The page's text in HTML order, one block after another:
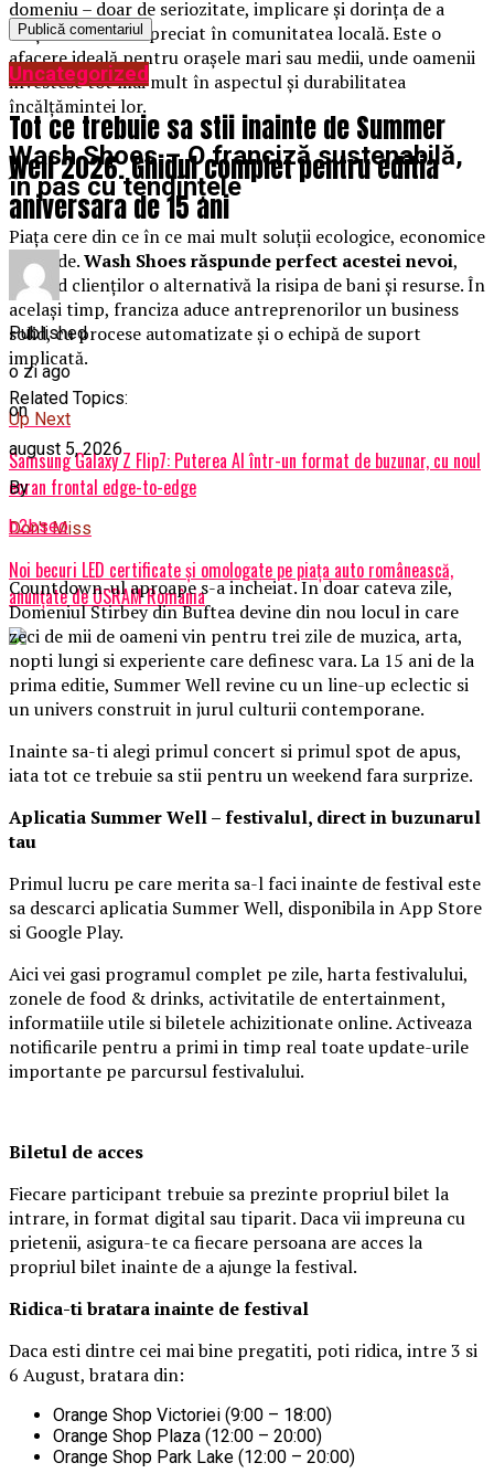
domeniu – doar de seriozitate, implicare și dorința de a
crește un brand apreciat în comunitatea locală. Este o
afacere ideală pentru orașele mari sau medii, unde oamenii
investesc tot mai mult în aspectul și durabilitatea
încălțămintei lor.
Wash Shoes – O franciză sustenabilă,
în pas cu tendințele
Piața cere din ce în ce mai mult soluții ecologice, economice
și rapide.Wash Shoes răspunde perfect acestei nevoi,
oferind clienților o alternativă la risipa de bani și resurse. În
același timp, franciza aduce antreprenorilor un business
solid, cu procese automatizate și o echipă de suport
implicată.
Related Topics:
Up Next
Samsung Galaxy Z Flip7: Puterea AI într-un format de buzunar, cu noul
ecran frontal edge-to-edge
Don't Miss
Noi becuri LED certificate și omologate pe piața auto românească,
anunțate de OSRAM România
Uncategorized
Tot ce trebuie sa stii inainte de Summer
Well 2026. Ghidul complet pentru editia
aniversara de 15 ani
Published
o zi ago
on
august 5, 2026
By
b2bseo
Countdown-ul aproape s-a incheiat. In doar cateva zile,
Domeniul Stirbey din Buftea devine din nou locul in care
zeci de mii de oameni vin pentru trei zile de muzica, arta,
nopti lungi si experiente care definesc vara. La 15 ani de la
prima editie, Summer Well revine cu un line-up eclectic si
un univers construit in jurul culturii contemporane.
Inainte sa-ti alegi primul concert si primul spot de apus,
iata tot ce trebuie sa stii pentru un weekend fara surprize.
Aplicatia Summer Well– festivalul, direct in buzunarul
tau
Primul lucru pe care merita sa-l faci inainte de festival este
sa descarci aplicatia Summer Well, disponibila in App Store
si Google Play.
Aici vei gasi programul complet pe zile, harta festivalului,
zonele de food & drinks, activitatile de entertainment,
informatiile utile si biletele achizitionate online. Activeaza
notificarile pentru a primi in timp real toate update-urile
importante pe parcursul festivalului.
Biletul de acces
Fiecare participant trebuie sa prezinte propriul bilet la
intrare, in format digital sau tiparit. Daca vii impreuna cu
prietenii, asigura-te ca fiecare persoana are acces la
propriul bilet inainte de a ajunge la festival.
Ridica-ti bratarainainte de festival
Daca esti dintre cei mai bine pregatiti, poti ridica, intre 3 si
6 August, bratara din:
Orange Shop Victoriei (9:00 – 18:00)
Orange Shop Plaza (12:00 – 20:00)
Orange Shop Park Lake (12:00 – 20:00)